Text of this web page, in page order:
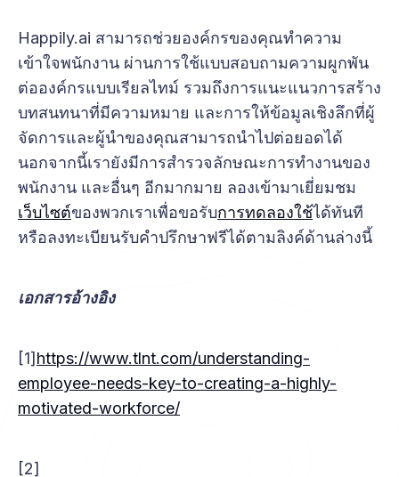
Happily.ai สามารถช่วยองค์กรของคุณทำความ
เข้าใจพนักงาน ผ่านการใช้แบบสอบถามความผูกพัน
ต่อองค์กรแบบเรียลไทม์ รวมถึงการแนะแนวการสร้าง
บทสนทนาที่มีความหมาย และการให้ข้อมูลเชิงลึกที่ผู้
จัดการและผู้นำของคุณสามารถนำไปต่อยอดได้
นอกจากนี้เรายังมีการสำรวจลักษณะการทำงานของ
พนักงาน และอื่นๆ อีกมากมาย ลองเข้ามาเยี่ยมชม
เว็บไซต์ของพวกเราเพื่อขอรับการทดลองใช้ได้ทันที
หรือลงทะเบียนรับคำปรึกษาฟรีได้ตามลิงค์ด้านล่างนี้
เอกสารอ้างอิง
[1] https://www.tlnt.com/understanding-
employee-needs-key-to-creating-a-highly-
motivated-workforce/
[2]